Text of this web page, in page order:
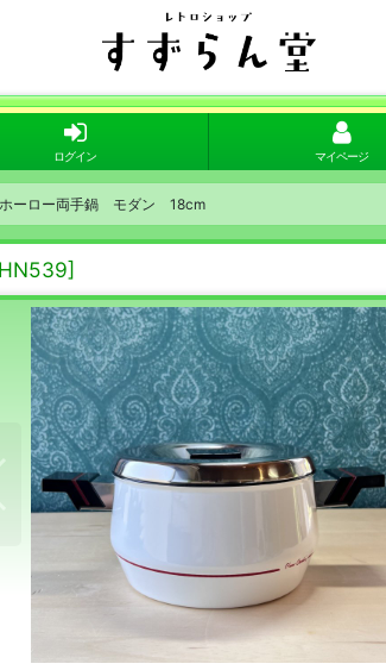
ログイン マイページ
ーロー両手鍋 モダン 18cm
HN539]